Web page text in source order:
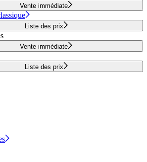
Vente immédiate
Liste des prix
Vente immédiate
Liste des prix